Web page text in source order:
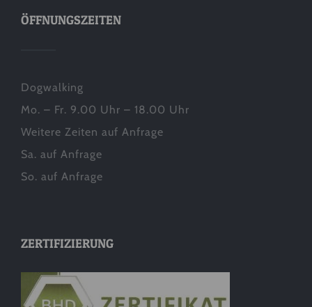
ÖFFNUNGSZEITEN
Dogwalking
Mo. – Fr. 9.00 Uhr – 18.00 Uhr
Weitere Zeiten auf Anfrage
Sa. auf Anfrage
So. auf Anfrage
ZERTIFIZIERUNG